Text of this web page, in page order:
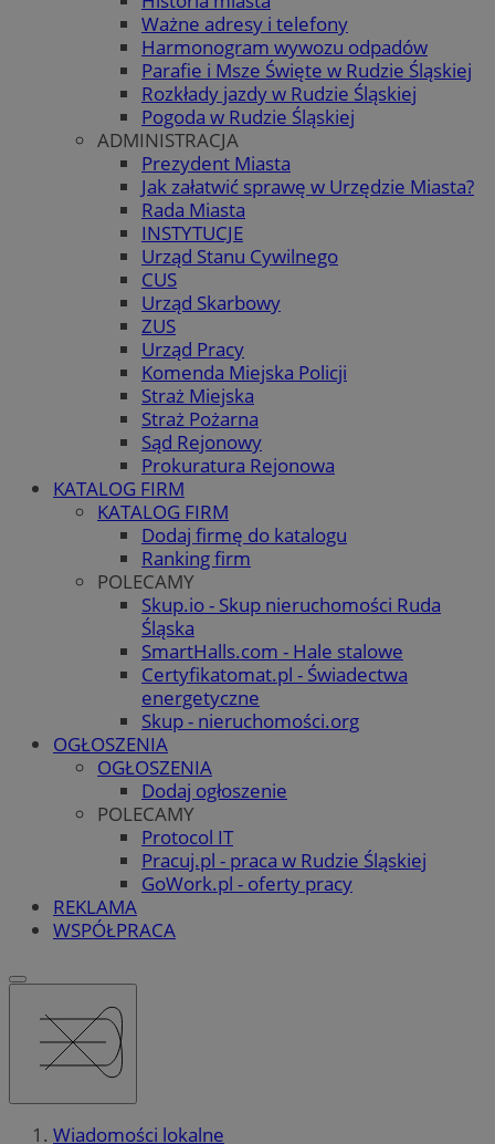
Ważne adresy i telefony
Harmonogram wywozu odpadów
Parafie i Msze Święte w Rudzie Śląskiej
Rozkłady jazdy w Rudzie Śląskiej
Pogoda w Rudzie Śląskiej
ADMINISTRACJA
Prezydent Miasta
Jak załatwić sprawę w Urzędzie Miasta?
Rada Miasta
INSTYTUCJE
Urząd Stanu Cywilnego
CUS
Urząd Skarbowy
ZUS
Urząd Pracy
Komenda Miejska Policji
Straż Miejska
Straż Pożarna
Sąd Rejonowy
Prokuratura Rejonowa
KATALOG FIRM
KATALOG FIRM
Dodaj firmę do katalogu
Ranking firm
POLECAMY
Skup.io - Skup nieruchomości Ruda
Śląska
SmartHalls.com - Hale stalowe
Certyfikatomat.pl - Świadectwa
energetyczne
Skup - nieruchomości.org
OGŁOSZENIA
OGŁOSZENIA
Dodaj ogłoszenie
POLECAMY
Protocol IT
Pracuj.pl - praca w Rudzie Śląskiej
GoWork.pl - oferty pracy
REKLAMA
WSPÓŁPRACA
Wiadomości lokalne